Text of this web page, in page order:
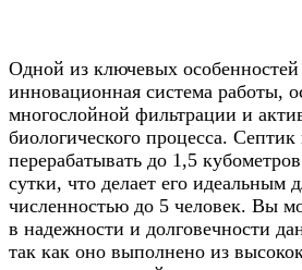
Одной из ключевых особенностей
инновационная система работы,
многослойной фильтрации и
биологического процесса. Септик
перерабатывать до 1,5
сутки, что делает его идеальным
численностью до 5 человек. Вы
в надежности и долговечности
так как оно выполнено из